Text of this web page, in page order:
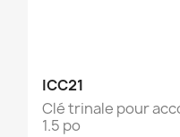
ICC21
Clé trinale pour
1.5 po